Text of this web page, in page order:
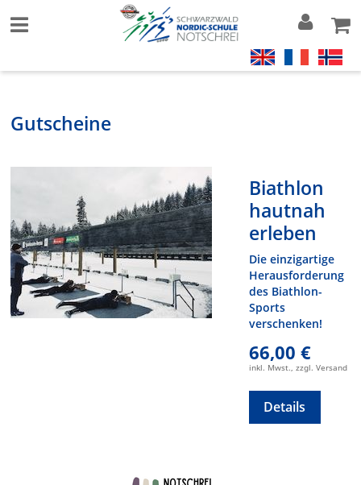
Gutscheine
Biathlon
hautnah
erleben
Die einzigartige
Herausforderung
des Biathlon-
Sports
verschenken!
66,00 €
inkl. Mwst., zzgl. Versand
Details